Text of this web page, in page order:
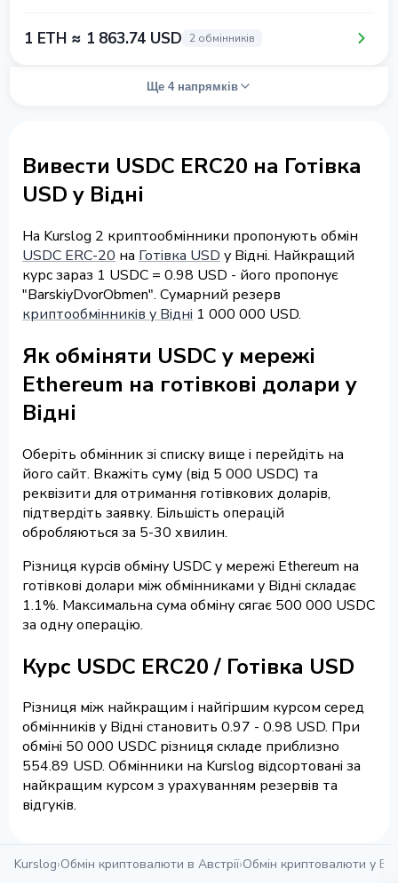
1 ETH ≈ 1 863.74 USD 2 обмінників
Ще 4 напрямків
Вивести USDC ERC20 на Готівка
USD у Відні
На Kurslog 2 криптообмінники пропонують обмін
USDC ERC-20 на Готівка USD у Відні. Найкращий
курс зараз 1 USDC = 0.98 USD - його пропонує
"BarskiyDvorObmen". Сумарний резерв
криптообмінників у Відні 1 000 000 USD.
Як обміняти USDC у мережі
Ethereum на готівкові долари у
Відні
Оберіть обмінник зі списку вище і перейдіть на
його сайт. Вкажіть суму (від 5 000 USDC) та
реквізити для отримання готівкових доларів,
підтвердіть заявку. Більшість операцій
обробляються за 5-30 хвилин.
Різниця курсів обміну USDC у мережі Ethereum на
готівкові долари між обмінниками у Відні складає
1.1%. Максимальна сума обміну сягає 500 000 USDC
за одну операцію.
Курс USDC ERC20 / Готівка USD
Різниця між найкращим і найгіршим курсом серед
обмінників у Відні становить 0.97 - 0.98 USD. При
обміні 50 000 USDC різниця складе приблизно
554.89 USD. Обмінники на Kurslog відсортовані за
найкращим курсом з урахуванням резервів та
відгуків.
Kurslog›Обмін криптовалюти в Австрії›Обмін криптовалюти у